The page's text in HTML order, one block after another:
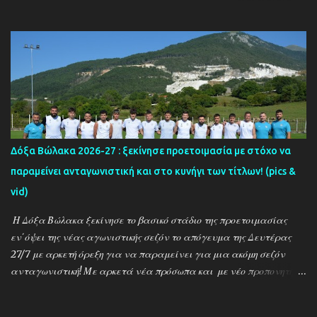
δυναμική των ''κιτρινόμαυρων''! Παρακάτω δείτε φωτοστιγμές
απο τις προπονήσεις της δραμινής ομάδας μέσα απο τον φακό της
''Ο'' που βρέθηκε στο γήπεδο του Καλαμπακίου ενώ δηλώσεις
κάνουν οι κ.κ. Σαρακασίδης Βασίλης (προπονητής) , Βαβλιάκης
Χρόνης (τεχνικός διευθυντής) και οι ποδοσφαιριστές Μάριος
Βουτσινάς και Ηλίας Σταμπουλής!
Δόξα Βώλακα 2026-27 : ξεκίνησε προετοιμασία με στόχο να
παραμείνει ανταγωνιστική και στο κυνήγι των τίτλων! (pics &
vid)
Η Δόξα Βώλακα ξεκίνησε το βασικό στάδιο της προετοιμασίας
εν΄όψει της νέας αγωνιστικής σεζόν το απόγευμα της Δευτέρας
27/7 με αρκετή όρεξη για να παραμείνει για μια ακόμη σεζόν
ανταγωνιστική! Με αρκετά νέα πρόσωπα και με νέο προπονητή